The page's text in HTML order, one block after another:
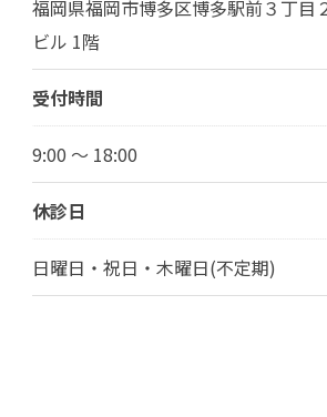
福岡県福岡市博多区博多駅前３丁目
ビル 1階
受付時間
9:00 ～ 18:00
休診日
日曜日・祝日・木曜日(不定期)